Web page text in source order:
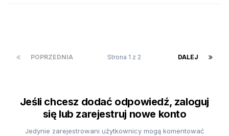
POPRZEDNIA DALEJ
Strona 1 z 2
Jeśli chcesz dodać odpowiedź, zaloguj
się lub zarejestruj nowe konto
Jedynie zarejestrowani użytkownicy mogą komentować